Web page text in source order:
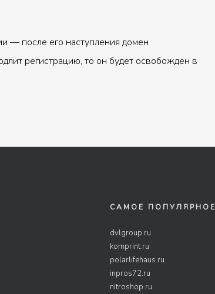
— после его наступления домен
регистрацию, то он будет освобожден в
САМОЕ ПОПУЛЯРНОЕ
dvlgroup.ru
komprint.ru
polarlifehaus.ru
inpros72.ru
nitroshop.ru